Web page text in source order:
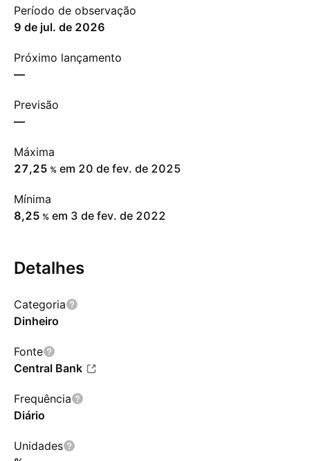
Período de observação
9 de jul. de 2026
Próximo lançamento
—
Previsão
—
Máxima
27,25 % em 20 de fev. de 2025
Mínima
8,25 % em 3 de fev. de 2022
Detalhes
Categoria
Dinheiro
Fonte
Central Bank
Frequência
Diário
Unidades